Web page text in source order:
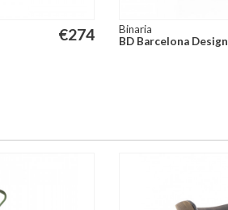
€274
Binaria
BD Barcelona Design